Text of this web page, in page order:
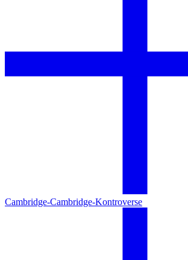
Cambridge-Cambridge-Kontroverse